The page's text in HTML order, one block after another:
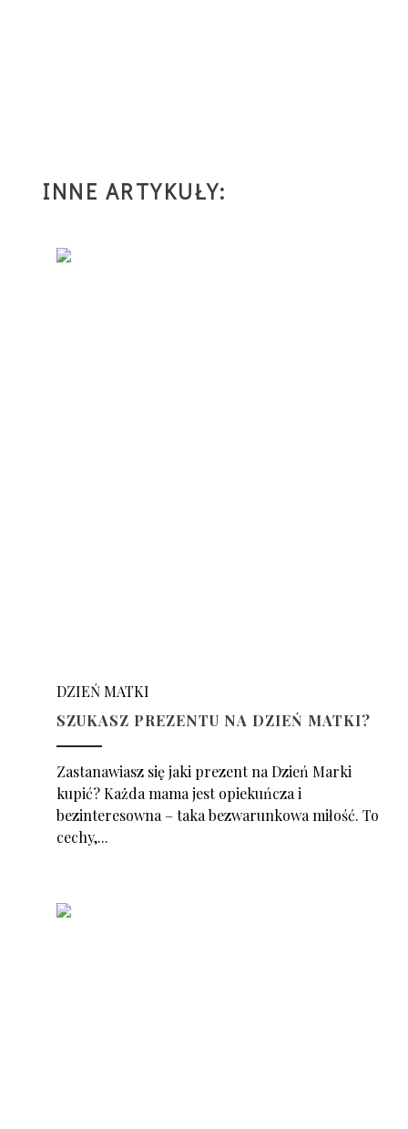
INNE ARTYKUŁY:
DZIEŃ MATKI
SZUKASZ PREZENTU NA DZIEŃ MATKI?
Zastanawiasz się jaki prezent na Dzień Marki
kupić? Każda mama jest opiekuńcza i
bezinteresowna – taka bezwarunkowa miłość. To
cechy,...